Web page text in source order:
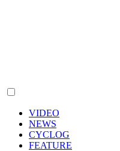
VIDEO
NEWS
CYCLOG
FEATURE